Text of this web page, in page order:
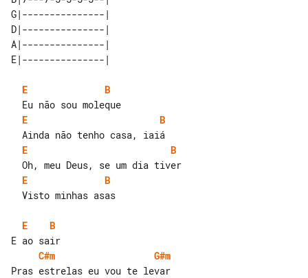
G|---------------|
D|---------------|
A|---------------|
E
B
E
B
E
B
E
B
E
B
C#m
G#m